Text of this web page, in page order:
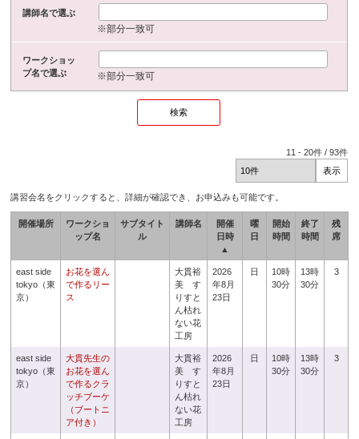
講師名で選ぶ
※部分一致可
ワークショッ
プ名で選ぶ
※部分一致可
11 -20件 /93件
講習会名をクリックすると、詳細が確認でき、お申込みも可能です。
開催場所
ワークショ
ップ名
サブタイト
ル
講師名
開催
日時
▲
曜
日
開始
時間
終了
時間
残
席
east side
tokyo（東
京）
お花を選ん
で作るリー
ス
大貫裕
美 す
りすと
ん枯れ
ない花
工房
2026
年8月
23日
日
10時
30分
13時
30分
3
east side
tokyo（東
京）
大貫先生の
お花を選ん
で作るクラ
ッチブーケ
（ブートニ
ア付き）
大貫裕
美 す
りすと
ん枯れ
ない花
工房
2026
年8月
23日
日
10時
30分
13時
30分
3